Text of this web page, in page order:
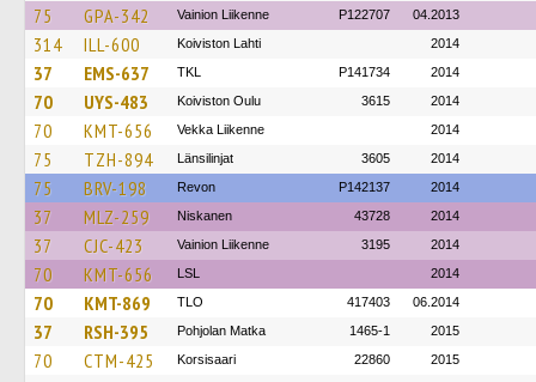
75 GPA-342 Vainion Liikenne P122707 04.2013
314 ILL-600 Koiviston Lahti 2014
37 EMS-637 TKL P141734 2014
70 UYS-483 Koiviston Oulu 3615 2014
70 KMT-656 Vekka Liikenne 2014
75 TZH-894 Länsilinjat 3605 2014
75 BRV-198 Revon P142137 2014
37 MLZ-259 Niskanen 43728 2014
37 CJC-423 Vainion Liikenne 3195 2014
70 KMT-656 LSL 2014
70 KMT-869 TLO 417403 06.2014
37 RSH-395 Pohjolan Matka 1465-1 2015
70 CTM-425 Korsisaari 22860 2015